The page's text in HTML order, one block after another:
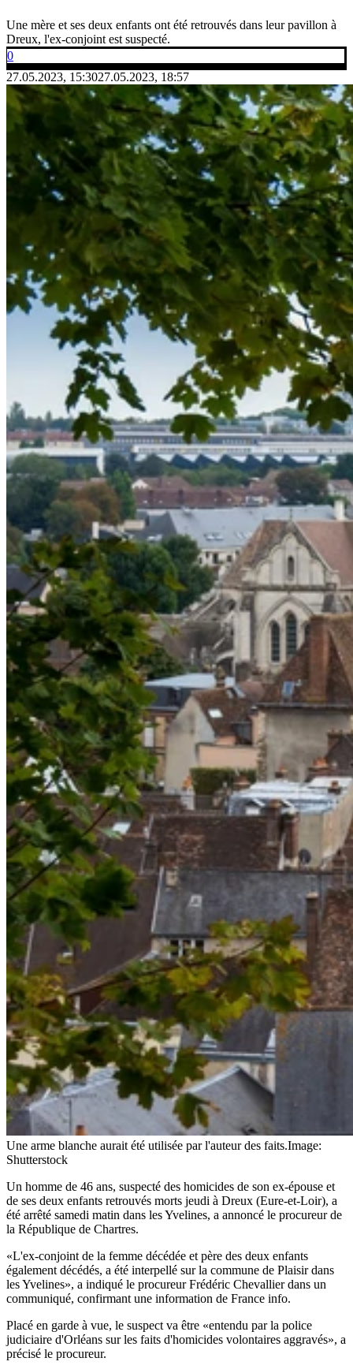
Une mère et ses deux enfants ont été retrouvés dans leur pavillon à
Dreux, l'ex-conjoint est suspecté.
0
27.05.2023, 15:3027.05.2023, 18:57
Une arme blanche aurait été utilisée par l'auteur des faits.Image:
Shutterstock
Un homme de 46 ans, suspecté des homicides de son ex-épouse et
de ses deux enfants retrouvés morts jeudi à Dreux (Eure-et-Loir), a
été arrêté samedi matin dans les Yvelines, a annoncé le procureur de
la République de Chartres.
«L'ex-conjoint de la femme décédée et père des deux enfants
également décédés, a été interpellé sur la commune de Plaisir dans
les Yvelines», a indiqué le procureur Frédéric Chevallier dans un
communiqué, confirmant une information de France info.
Placé en garde à vue, le suspect va être «entendu par la police
judiciaire d'Orléans sur les faits d'homicides volontaires aggravés», a
précisé le procureur.